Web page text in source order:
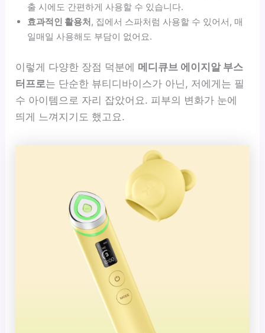
출 시에도 간편하게 사용할 수 있습니다.
효과적인 활용처, 집에서 스파처럼 사용할 수 있어서, 매
일매일 사용해도 부담이 없어요.
이렇게 다양한 장점 덕분에 메디큐브 에이지알 부스
터프로는 단순한 뷰티디바이스가 아닌, 저에게는 필
수 아이템으로 자리 잡았어요. 피부의 변화가 눈에
띄게 느껴지기도 했고요.